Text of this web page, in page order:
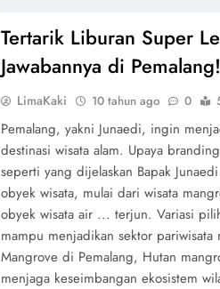
Tertarik Liburan Super
Jawabannya di Pemalang!
LimaKaki 10 tahun ago 0
Pemalang, yakni Junaedi, ingin
destinasi wisata alam. Upaya
seperti yang dijelaskan Bapak
obyek wisata, mulai dari wisata
obyek wisata air ... terjun. Variasi
mampu menjadikan sektor
Mangrove di Pemalang, Hutan
menjaga keseimbangan ekosistem